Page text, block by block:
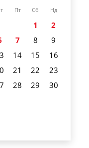
Пт Сб Нд
1
2
7 8
9
14 15
16
21 22
23
28 29
30